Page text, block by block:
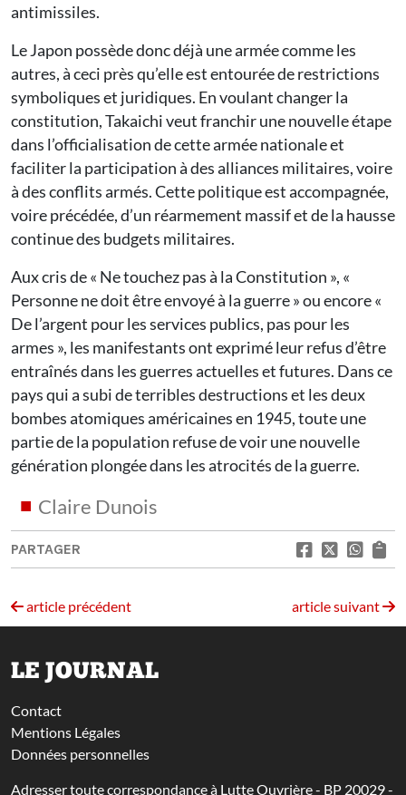
antimissiles.
Le Japon possède donc déjà une armée comme les
autres, à ceci près qu’elle est entourée de restrictions
symboliques et juridiques. En voulant changer la
constitution, Takaichi veut franchir une nouvelle étape
dans l’officialisation de cette armée nationale et
faciliter la participation à des alliances militaires, voire
à des conflits armés. Cette politique est accompagnée,
voire précédée, d’un réarmement massif et de la hausse
continue des budgets militaires.
Aux cris de « Ne touchez pas à la Constitution », «
Personne ne doit être envoyé à la guerre » ou encore «
De l’argent pour les services publics, pas pour les
armes », les manifestants ont exprimé leur refus d’être
entraînés dans les guerres actuelles et futures. Dans ce
pays qui a subi de terribles destructions et les deux
bombes atomiques américaines en 1945, toute une
partie de la population refuse de voir une nouvelle
génération plongée dans les atrocités de la guerre.
Claire Dunois
PARTAGER
article précédent article suivant
LE JOURNAL
Contact
Mentions Légales
Données personnelles
Adresser toute correspondance à Lutte Ouvrière - BP 20029 -